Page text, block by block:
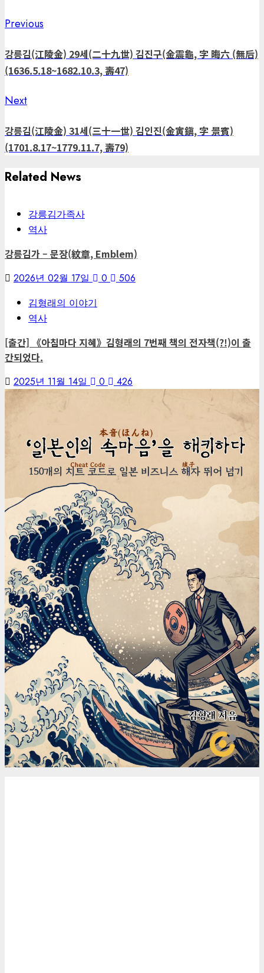
鎭, 三男 宅鎭, 四男 寬
鎭) 西紀 1701年 肅宗 27
년 辛巳 8月17日生 西紀
月 7日卒 (壽79) 墓可坐
里老郞洞亥坐 墓表曾孫
生員秉轍
坐里平章洞亥坐 墓表生
孫秉轍撰 公自小薦志好
八六二年哲宗壬戌十一
月十日卒墓東麓後丁坐
(學炬의 獨子) 西紀 1787
日生 西紀 1841年 憲宗 8
55) 墓 江陵府 南於丁 街
丁坐 配 昌寧 曺氏 父錫
憲 祖維振 西紀 1795年
生 西紀 1862年 哲宗 14
年 壬戌 11月10日卒 墓
同麓後丁坐
Post
navigation
Previous
강릉김(江陵金) 29세(二十九世) 김진구(金震龜, 字 晦六 (無后)
(1636.5.18~1682.10.3, 壽47)
NextNext
강릉김(江陵金) 31세(三十一世) 김인진(金寅鎭, 字 景賓)
(1701.8.17~1779.11.7, 壽79)
Related News
강릉김가족사
역사
강릉김가 – 문장(紋章, Emblem)
2026년 02월 17일 0
506
김형래의 이야기
역사
[출간] 《아침마다 지혜》김형래의 7번째 책의 전자책(?!)이 출
간되었다.
2025년 11월 14일 0 426